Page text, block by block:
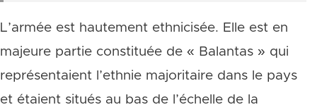
L’armée est hautement ethnicisée. Elle est en
majeure partie constituée de « Balantas » qui
représentaient l’ethnie majoritaire dans le pays
et étaient situés au bas de l’échelle de la